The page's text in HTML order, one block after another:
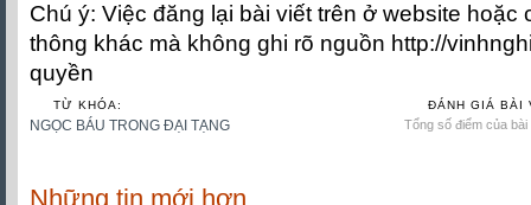
Chú ý: Việc đăng lại bài viết trên ở website
thông khác mà không ghi rõ nguồn http://
quyền
TỪ KHÓA:
NGỌC BÁU TRONG ĐẠI TẠNG
ĐÁNH GIÁ BÀI
Tổng số điểm của
Những tin mới hơn